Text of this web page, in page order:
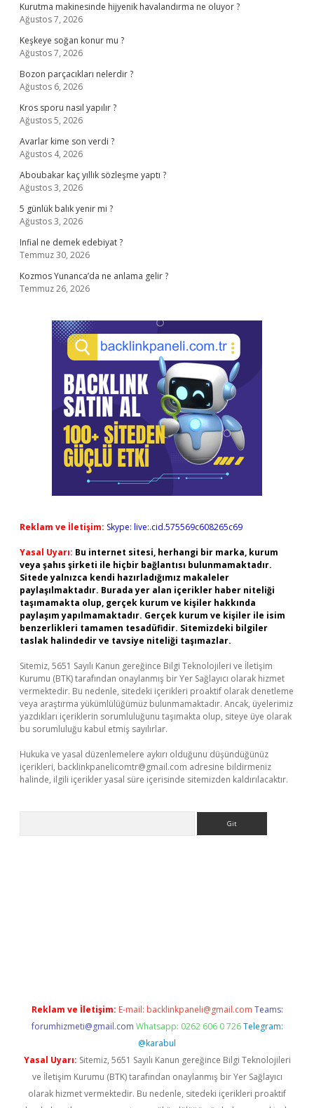
Kurutma makinesinde hijyenik havalandırma ne oluyor ?
Ağustos 7, 2026
Keşkeye soğan konur mu ?
Ağustos 7, 2026
Bozon parçacıkları nelerdir ?
Ağustos 6, 2026
Kros sporu nasıl yapılır ?
Ağustos 5, 2026
Avarlar kime son verdi ?
Ağustos 4, 2026
Aboubakar kaç yıllık sözleşme yaptı ?
Ağustos 3, 2026
5 günlük balık yenir mi ?
Ağustos 3, 2026
Infial ne demek edebiyat ?
Temmuz 30, 2026
Kozmos Yunanca’da ne anlama gelir ?
Temmuz 26, 2026
Reklam ve İletişim: Skype: live:.cid.575569c608265c69
Yasal Uyarı: Bu internet sitesi, herhangi bir marka, kurum
veya şahıs şirketi ile hiçbir bağlantısı bulunmamaktadır.
Sitede yalnızca kendi hazırladığımız makaleler
paylaşılmaktadır. Burada yer alan içerikler haber niteliği
taşımamakta olup, gerçek kurum ve kişiler hakkında
paylaşım yapılmamaktadır. Gerçek kurum ve kişiler ile isim
benzerlikleri tamamen tesadüfidir. Sitemizdeki bilgiler
taslak halindedir ve tavsiye niteliği taşımazlar.
Sitemiz, 5651 Sayılı Kanun gereğince Bilgi Teknolojileri ve İletişim
Kurumu (BTK) tarafından onaylanmış bir Yer Sağlayıcı olarak hizmet
vermektedir. Bu nedenle, sitedeki içerikleri proaktif olarak denetleme
veya araştırma yükümlülüğümüz bulunmamaktadır. Ancak, üyelerimiz
yazdıkları içeriklerin sorumluluğunu taşımakta olup, siteye üye olarak
bu sorumluluğu kabul etmiş sayılırlar.
Hukuka ve yasal düzenlemelere aykırı olduğunu düşündüğünüz
içerikleri, backlinkpanelicomtr@gmail.com adresine bildirmeniz
halinde, ilgili içerikler yasal süre içerisinde sitemizden kaldırılacaktır.
Reklam ve İletişim: E-mail: backlinkpaneli@gmail.com Teams:
forumhizmeti@gmail.com Whatsapp: 0262 606 0 726 Telegram:
@karabul
Yasal Uyarı: Sitemiz, 5651 Sayılı Kanun gereğince Bilgi Teknolojileri
ve İletişim Kurumu (BTK) tarafından onaylanmış bir Yer Sağlayıcı
olarak hizmet vermektedir. Bu nedenle, sitedeki içerikleri proaktif